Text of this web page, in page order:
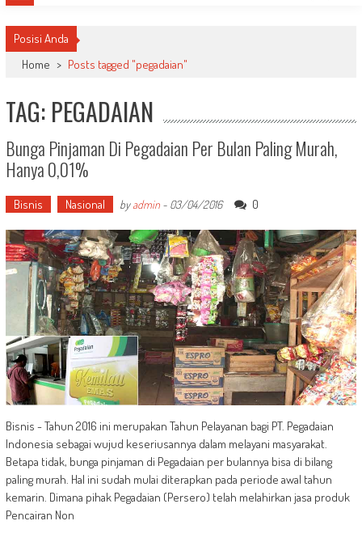
Posisi Anda
Home > Posts tagged "pegadaian"
TAG: PEGADAIAN
Bunga Pinjaman Di Pegadaian Per Bulan Paling Murah,
Hanya 0,01%
Bisnis Nasional byadmin- 03/04/2016 0
Bisnis - Tahun 2016 ini merupakan Tahun Pelayanan bagi PT. Pegadaian
Indonesia sebagai wujud keseriusannya dalam melayani masyarakat.
Betapa tidak, bunga pinjaman di Pegadaian per bulannya bisa di bilang
paling murah. Hal ini sudah mulai diterapkan pada periode awal tahun
kemarin. Dimana pihak Pegadaian (Persero) telah melahirkan jasa produk
Pencairan Non